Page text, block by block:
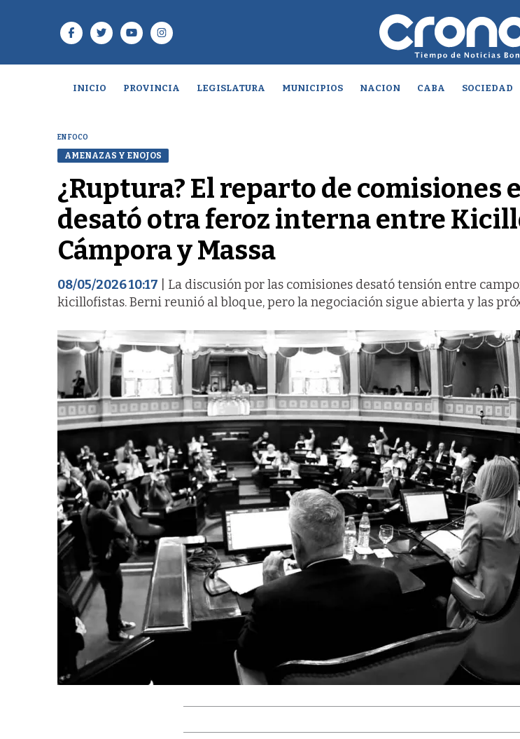
INICIO PROVINCIA LEGISLATURA MUNICIPIOS NACION CABA SOCIEDAD
EN FOCO
AMENAZAS Y ENOJOS
¿Ruptura? El reparto de comisiones
desató otra feroz interna entre
Cámpora y Massa
08/05/2026 10:17 | La discusión por las comisiones desató tensión entre
kicillofistas. Berni reunió al bloque, pero la negociación sigue abierta y las